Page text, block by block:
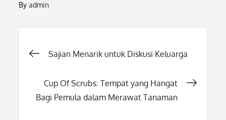
Byadmin
Post
navigation
Sajian Menarik untuk Diskusi Keluarga
Cup Of Scrubs: Tempat yang Hangat
Bagi Pemula dalam Merawat Tanaman